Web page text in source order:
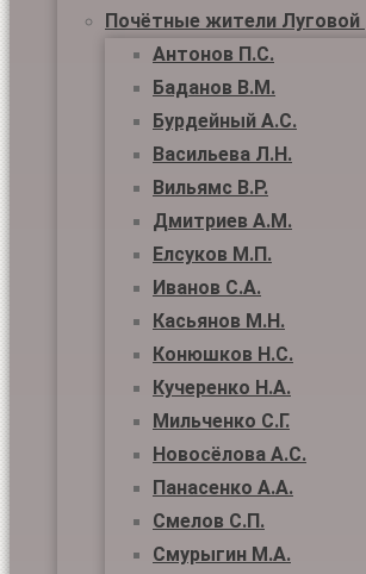
Почётные жители Луговой
Антонов П.С.
Баданов В.М.
Бурдейный А.С.
Васильева Л.Н.
Вильямс В.Р.
Дмитриев А.М.
Елсуков М.П.
Иванов С.А.
Касьянов М.Н.
Конюшков Н.С.
Кучеренко Н.А.
Мильченко С.Г.
Новосёлова А.С.
Панасенко А.А.
Смелов С.П.
Смурыгин М.А.